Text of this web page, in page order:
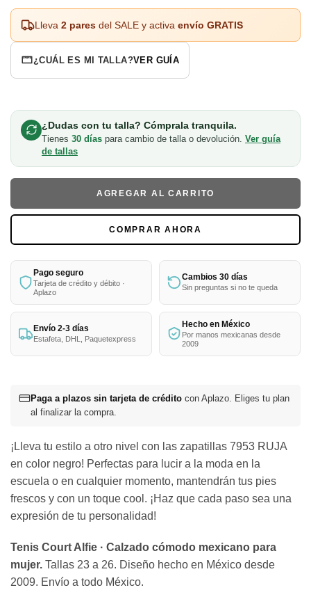
Lleva 2 pares del SALE y activa envío GRATIS
¿CUÁL ES MI TALLA?VER GUÍA
¿Dudas con tu talla? Cómprala tranquila.
Tienes 30 días para cambio de talla o devolución. Ver guía
de tallas
AGREGAR AL CARRITO
COMPRAR AHORA
Pago seguro
Tarjeta de crédito y débito ·
Aplazo
Cambios 30 días
Sin preguntas si no te queda
Envío 2-3 días
Estafeta, DHL, Paquetexpress
Hecho en México
Por manos mexicanas desde
2009
Paga a plazos sin tarjeta de crédito con Aplazo. Eliges tu plan
al finalizar la compra.
¡Lleva tu estilo a otro nivel con las zapatillas 7953 RUJA
en color negro! Perfectas para lucir a la moda en la
escuela o en cualquier momento, mantendrán tus pies
frescos y con un toque cool. ¡Haz que cada paso sea una
expresión de tu personalidad!
Tenis Court Alfie · Calzado cómodo mexicano para
mujer. Tallas 23 a 26. Diseño hecho en México desde
2009. Envío a todo México.